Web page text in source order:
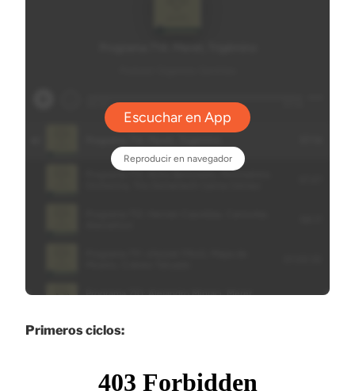
Primeros ciclos: